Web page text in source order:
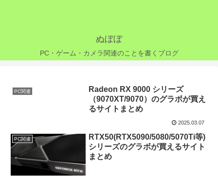
ぬぼぼ
PC・ゲーム・カメラ関連のことを書くブログ
PC関連
Radeon RX 9000 シリーズ
（9070XT/9070）のグラボが買え
るサイトまとめ
2025.03.07
PC関連
RTX50(RTX5090/5080/5070Ti等)
シリーズのグラボが買えるサイト
まとめ